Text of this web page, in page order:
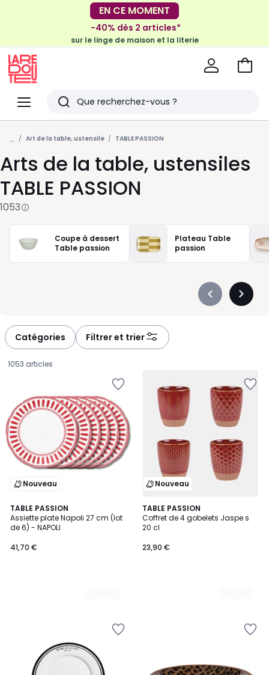
EN CE MOMENT
-30€ tous les 100€*
-40% dès 2 articles*
sur le linge de maison et la literie
Menu
Redoute
Rechercher
Derniers
articles
vus
Voir
... Art de la table, ustensile TABLE PASSION
Arts de la table, ustensiles
TABLE PASSION
1053
Coupe à dessert
Table passion
Plateau Table
passion
Précédent
Catégories Filtrer et trier
1053 articles
Nouveau
TABLE PASSION
Assiette plate Napoli 27 cm (lot
de 6) - NAPOLI
€.
41,70 €
4
Couleurs
Nouveau
TABLE PASSION
Coffret de 4 gobelets Jaspe s
20 cl
23,90 €
3
Couleurs